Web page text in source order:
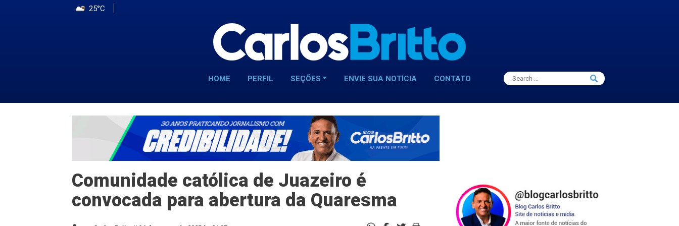
25°C
HOME PERFIL SEÇÕES ENVIE SUA NOTÍCIA CONTATO
Search
for:
Search
Comunidade católica de Juazeiro é
convocada para abertura da Quaresma